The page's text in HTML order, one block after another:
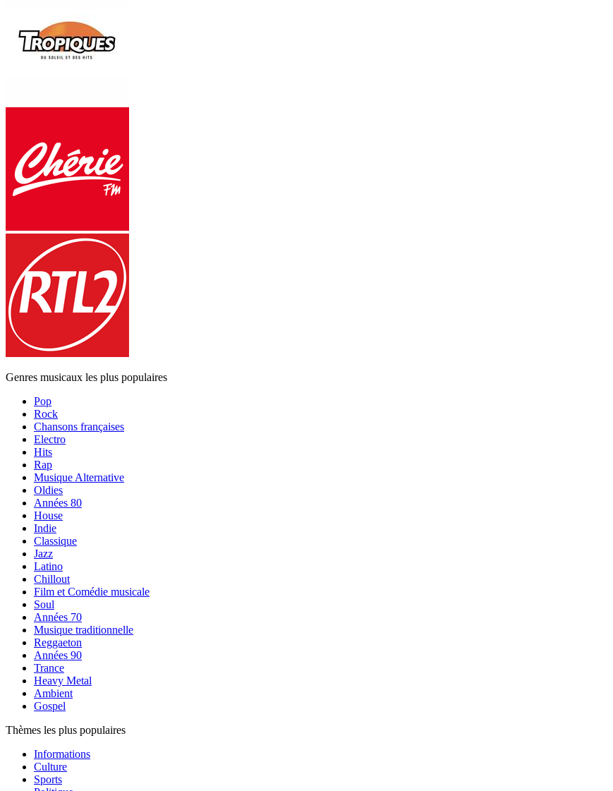
Genres musicaux les plus populaires
Pop
Rock
Chansons françaises
Electro
Hits
Rap
Musique Alternative
Oldies
Années 80
House
Indie
Classique
Jazz
Latino
Chillout
Film et Comédie musicale
Soul
Années 70
Musique traditionnelle
Reggaeton
Années 90
Trance
Heavy Metal
Ambient
Gospel
Thèmes les plus populaires
Informations
Culture
Sports